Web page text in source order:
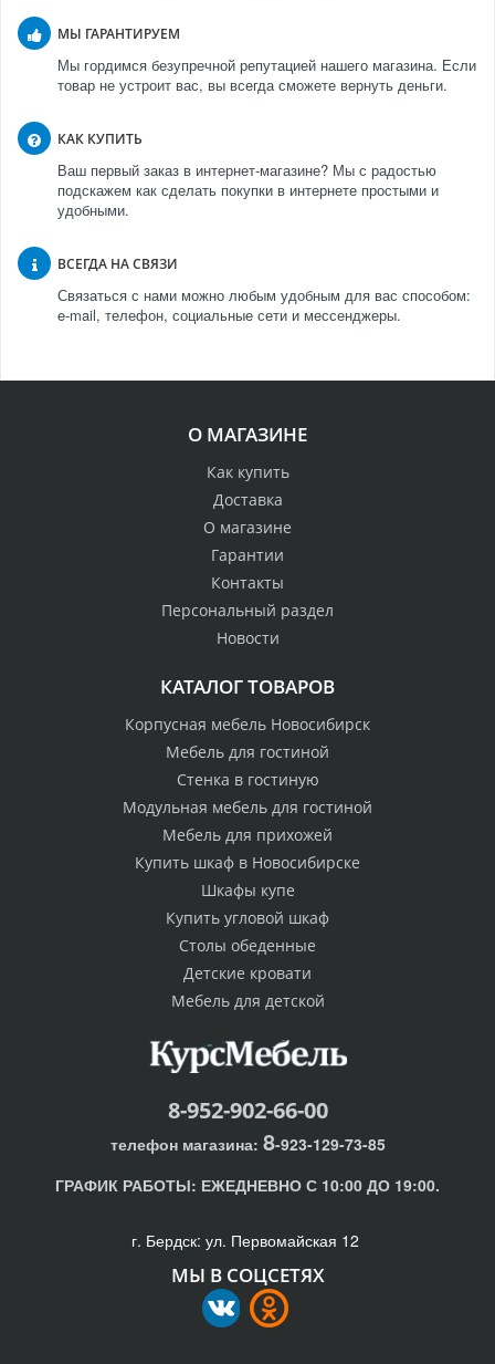
МЫ ГАРАНТИРУЕМ
Мы гордимся безупречной репутацией нашего магазина. Если
товар не устроит вас, вы всегда сможете вернуть деньги.
КАК КУПИТЬ
Ваш первый заказ в интернет-магазине? Мы с радостью
подскажем как сделать покупки в интернете простыми и
удобными.
ВСЕГДА НА СВЯЗИ
Связаться с нами можно любым удобным для вас способом:
e-mail, телефон, социальные сети и мессенджеры.
О МАГАЗИНЕ
Как купить
Доставка
О магазине
Гарантии
Контакты
Персональный раздел
Новости
КАТАЛОГ ТОВАРОВ
Корпусная мебель Новосибирск
Мебель для гостиной
Стенка в гостиную
Модульная мебель для гостиной
Мебель для прихожей
Купить шкаф в Новосибирске
Шкафы купе
Купить угловой шкаф
Столы обеденные
Детские кровати
Мебель для детской
8-952-902-66-00
телефон магазина: 8-923-129-73-85
ГРАФИК РАБОТЫ: ЕЖЕДНЕВНО С 10:00 ДО 19:00.
г. Бердск: ул. Первомайская 12
МЫ В СОЦСЕТЯХ